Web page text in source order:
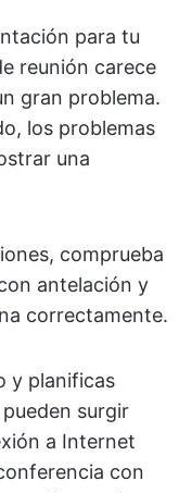
para tu
reunión carece
gran problema.
los problemas
una
comprueba
antelación y
correctamente.
y planificas
surgir
a Internet
con